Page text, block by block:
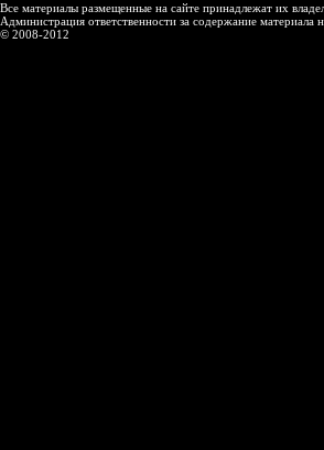
Все материалы размещенные на сайте принадлежат их
Администрация ответственности за содержание материала
© 2008-2012